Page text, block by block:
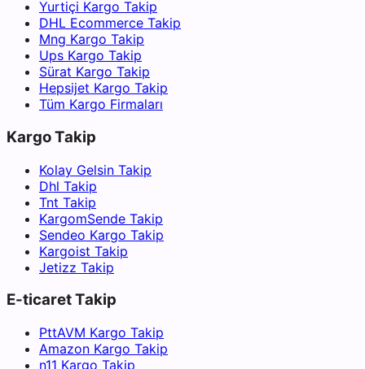
Yurtiçi Kargo Takip
DHL Ecommerce Takip
Mng Kargo Takip
Ups Kargo Takip
Sürat Kargo Takip
Hepsijet Kargo Takip
Tüm Kargo Firmaları
Kargo Takip
Kolay Gelsin Takip
Dhl Takip
Tnt Takip
KargomSende Takip
Sendeo Kargo Takip
Kargoist Takip
Jetizz Takip
E-ticaret Takip
PttAVM Kargo Takip
Amazon Kargo Takip
n11 Kargo Takip